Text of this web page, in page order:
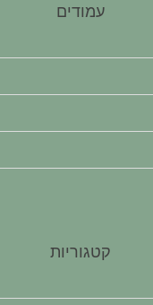
עמודים
קטגוריות